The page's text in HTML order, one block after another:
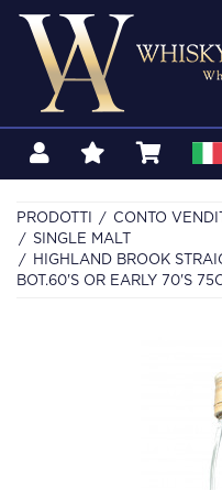
PRODOTTI
CONTO
SINGLE MALT
HIGHLAND BROOK
BOT.60'S OR EARLY 70'S